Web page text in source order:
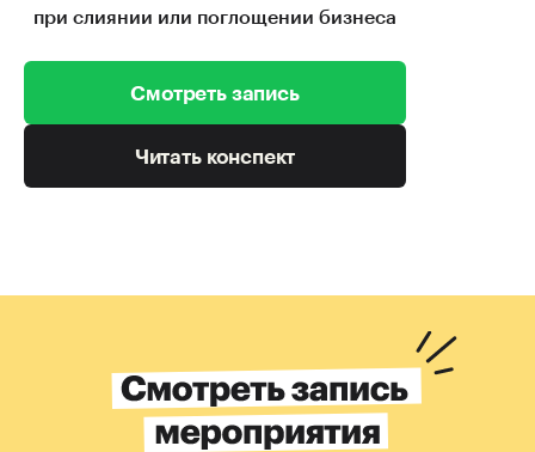
при слиянии или поглощении бизнеса
Смотреть запись
Читать конспект